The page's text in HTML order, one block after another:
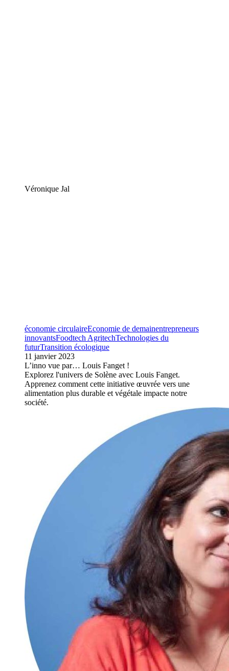
Véronique Jal
économie circulaireEconomie de demainentrepreneurs
innovantsFoodtech AgritechTechnologies du
futurTransition écologique
11 janvier 2023
L’inno vue par… Louis Fanget !
Explorez l'univers de Solène avec Louis Fanget.
Apprenez comment cette initiative œuvrée vers une
alimentation plus durable et végétale impacte notre
société.